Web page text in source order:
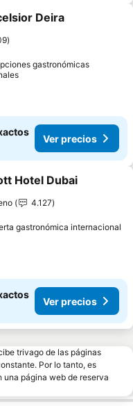
a favoritos
Deira
gastronómicas
Ver precios
a favoritos
Hotel Dubai
4.127
gastronómica internacional
Ver precios
trivago de las páginas
Por lo tanto, es
una página web de reserva